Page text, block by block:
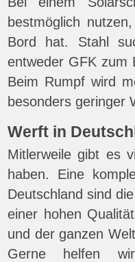
bestmöglich
Bord hat. Stahl
entweder GFK zum
Beim Rumpf wird
besonders geringer
Werft in
Mitlerweile gibt es
haben. Eine
Deutschland sind
einer hohen
und der ganzen
Gerne helfen